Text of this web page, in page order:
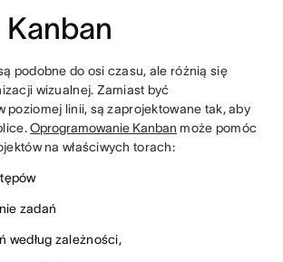
podobne do osi czasu, ale różnią się
wizualnej. Zamiast być
poziomej linii, są zaprojektowane tak, aby
Oprogramowanie Kanban może pomóc
na właściwych torach:
zadań
według zależności,